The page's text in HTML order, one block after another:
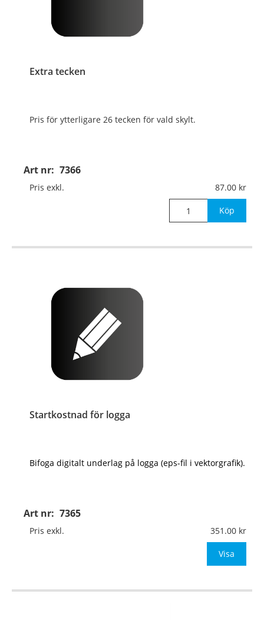
Extra tecken
Art nr: 7366
Pris för ytterligare 26 tecken för vald skylt.
Pris exkl. 87.00
Köp
Startkostnad för logga
Art nr: 7365
Bifoga digitalt underlag på logga (eps-fil i vektorgrafik).
Pris exkl. 351.00
Visa